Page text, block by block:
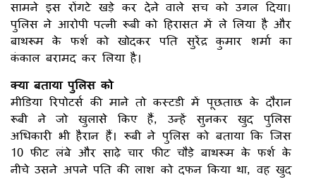
सामने इस रोंगटे खड़े कर देने वाले सच को उगल दिया।
पुलिस ने आरोपी पत्नी रूबी को हिरासत में ले लिया है और
बाथरूम के फर्श को खोदकर पति सुरेंद्र कुमार शर्मा का
कंकाल बरामद कर लिया है।
क्या बताया पुलिस को
मीडिया रिपोटर्स की माने तो कस्टडी में पूछताछ के दौरान
रूबी ने जो खुलासे किए हैं, उन्हें सुनकर खुद पुलिस
अधिकारी भी हैरान हैं। रूबी ने पुलिस को बताया कि जिस
10 फीट लंबे और साढ़े चार फीट चौड़े बाथरूम के फर्श के
नीचे उसने अपने पति की लाश को दफन किया था, वह खुद